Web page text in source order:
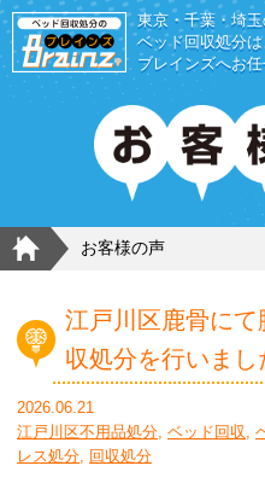
東京・千葉・埼
ベッド回収処分は
ブレインズへお任
HOME
お客様の声
江戸川区鹿骨に
収処分を行いまし
2026.06.21
江戸川区不用品処分, ベッド回収,
レス処分, 回収処分